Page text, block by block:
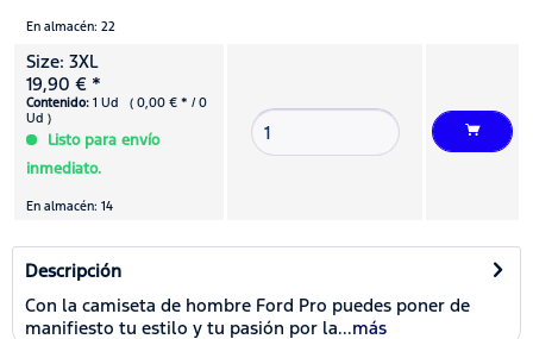
En almacén: 22
Size: 3XL
19,90 € *
Contenido: 1 Ud ( 0,00 € * / 0
Ud )
Listo para envío
inmediato.
En almacén: 14
Descripción
Con la camiseta de hombre Ford Pro puedes poner de
manifiesto tu estilo y tu pasión por la...más